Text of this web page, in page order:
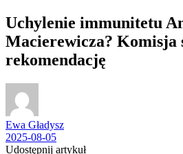
Uchylenie immunitetu
Macierewicza? Komisja
rekomendację
Ewa Gładysz
2025-08-05
Udostępnij artykuł